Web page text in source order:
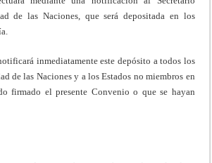
de las Naciones, que será depositada en los
inmediatamente este depósito a todos los
de las Naciones y a los Estados no miembros en
firmado el presente Convenio o que se hayan